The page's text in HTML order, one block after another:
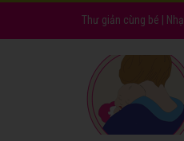
Thư giản cùng bé